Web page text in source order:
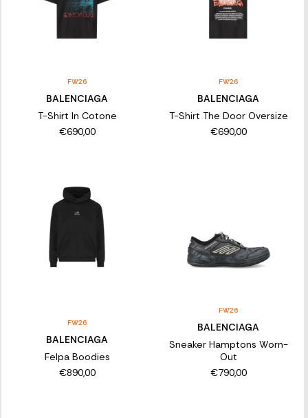
FW26
BALENCIAGA
T-Shirt In Cotone
€690,00
FW26
BALENCIAGA
T-Shirt The Door Oversize
€690,00
FW26
BALENCIAGA
Felpa Boodies
€890,00
FW26
BALENCIAGA
Sneaker Hamptons Worn-
Out
€790,00